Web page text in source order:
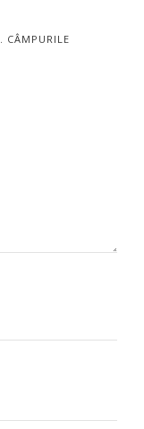
CÂMPURILE